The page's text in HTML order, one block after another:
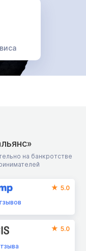
на банкротстве
5.0
5.0